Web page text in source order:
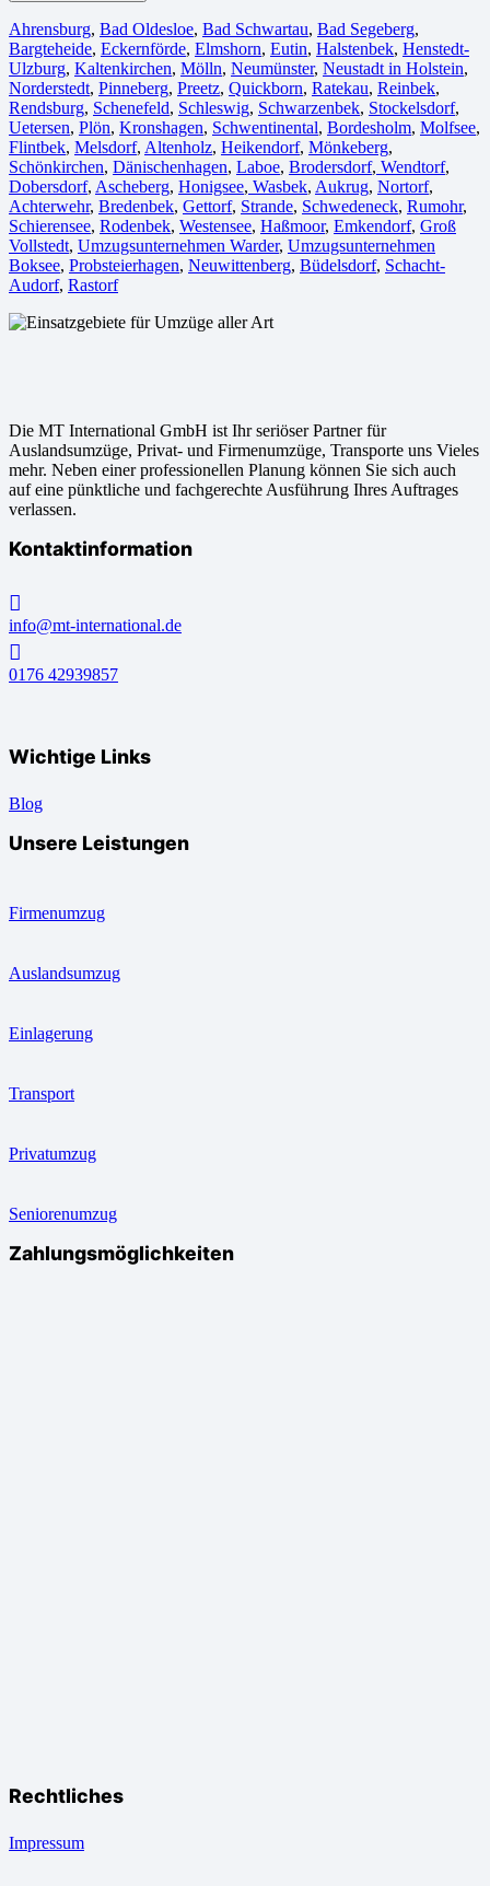
Ahrensburg, Bad Oldesloe, Bad Schwartau, Bad Segeberg,
Bargteheide, Eckernförde, Elmshorn, Eutin, Halstenbek, Henstedt-
Ulzburg, Kaltenkirchen, Mölln, Neumünster, Neustadt in Holstein,
Norderstedt, Pinneberg, Preetz, Quickborn, Ratekau, Reinbek,
Rendsburg, Schenefeld, Schleswig, Schwarzenbek, Stockelsdorf,
Uetersen, Plön, Kronshagen, Schwentinental, Bordesholm, Molfsee,
Flintbek, Melsdorf, Altenholz, Heikendorf, Mönkeberg,
Schönkirchen, Dänischenhagen, Laboe, Brodersdorf, Wendtorf,
Dobersdorf, Ascheberg, Honigsee, Wasbek, Aukrug, Nortorf,
Achterwehr, Bredenbek, Gettorf, Strande, Schwedeneck, Rumohr,
Schierensee, Rodenbek, Westensee, Haßmoor, Emkendorf, Groß
Vollstedt, Umzugsunternehmen Warder, Umzugsunternehmen
Boksee, Probsteierhagen, Neuwittenberg, Büdelsdorf, Schacht-
Audorf, Rastorf
Die MT International GmbH ist Ihr seriöser Partner für
Auslandsumzüge, Privat- und Firmenumzüge, Transporte uns Vieles
mehr. Neben einer professionellen Planung können Sie sich auch
auf eine pünktliche und fachgerechte Ausführung Ihres Auftrages
verlassen.
Kontaktinformation
info@mt-international.de
0176 42939857
Wichtige Links
Blog
Unsere Leistungen
Firmenumzug
Auslandsumzug
Einlagerung
Transport
Privatumzug
Seniorenumzug
Zahlungsmöglichkeiten
Rechtliches
Impressum